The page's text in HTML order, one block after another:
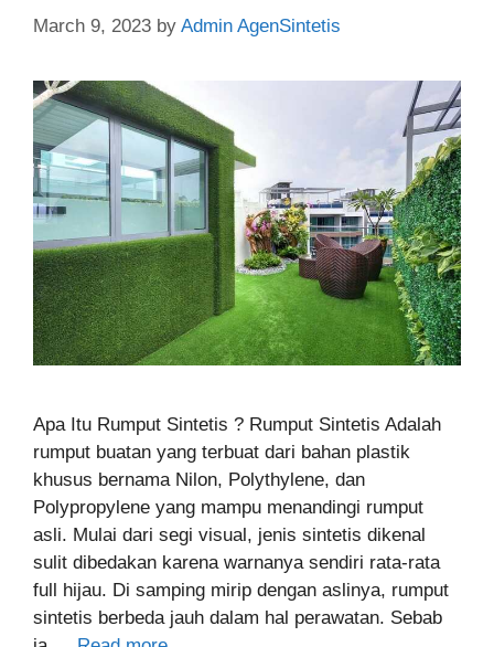
March 9, 2023 by Admin AgenSintetis
Apa Itu Rumput Sintetis ? Rumput Sintetis Adalah
rumput buatan yang terbuat dari bahan plastik
khusus bernama Nilon, Polythylene, dan
Polypropylene yang mampu menandingi rumput
asli. Mulai dari segi visual, jenis sintetis dikenal
sulit dibedakan karena warnanya sendiri rata-rata
full hijau. Di samping mirip dengan aslinya, rumput
sintetis berbeda jauh dalam hal perawatan. Sebab